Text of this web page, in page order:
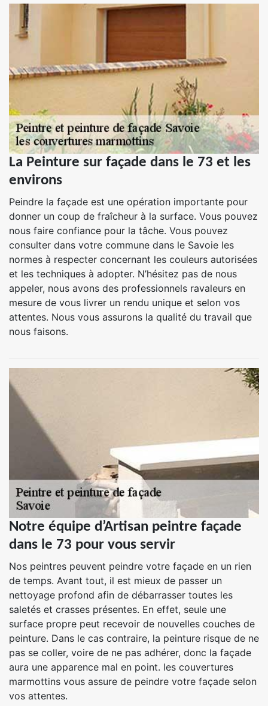
La Peinture sur façade dans le 73 et les
environs
Peindre la façade est une opération importante pour
donner un coup de fraîcheur à la surface. Vous pouvez
nous faire confiance pour la tâche. Vous pouvez
consulter dans votre commune dans le Savoie les
normes à respecter concernant les couleurs autorisées
et les techniques à adopter. N’hésitez pas de nous
appeler, nous avons des professionnels ravaleurs en
mesure de vous livrer un rendu unique et selon vos
attentes. Nous vous assurons la qualité du travail que
nous faisons.
Notre équipe d’Artisan peintre façade
dans le 73 pour vous servir
Nos peintres peuvent peindre votre façade en un rien
de temps. Avant tout, il est mieux de passer un
nettoyage profond afin de débarrasser toutes les
saletés et crasses présentes. En effet, seule une
surface propre peut recevoir de nouvelles couches de
peinture. Dans le cas contraire, la peinture risque de ne
pas se coller, voire de ne pas adhérer, donc la façade
aura une apparence mal en point. les couvertures
marmottins vous assure de peindre votre façade selon
vos attentes.